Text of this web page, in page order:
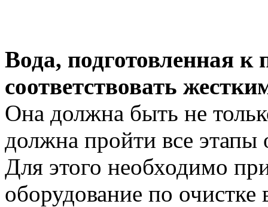
Вода, подготовленная к
соответствовать
Она должна быть не
должна пройти все этапы
Для этого необходимо
оборудование по очистке